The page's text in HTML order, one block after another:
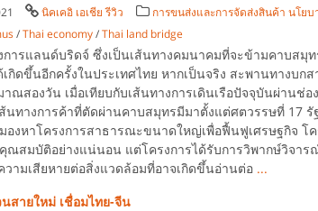
นิคเคอิ เอเชีย รีวิว
การขนส่งและการจัดส่งสินค้า นโยบ
/Thai economy/Thai land bridge
ารแลนด์บริดจ์ ซึ่งเป็นเส้นทางคมนาคมที่จะข้ามคาบสมุท
เกิดขึ้นอีกครั้งในประเทศไทย หากเป็นจริง สะพานทางบก
ณสองวัน เมื่อเทียบกับเส้นทางการเดินเรือปัจจุบันผ่านช่
นทางการค้าที่ตัดผ่านคาบสมุทรมีมาตั้งแต่ศตวรรษที่ 17
องหาโครงการสาธารณะขนาดใหญ่เพื่อฟื้นฟูเศรษฐกิจ โ
ณสมบัติอย่างแน่นอน แต่โครงการได้รับการวิพากษ์วิจาร
ามเสียหายต่อสิ่งแวดล้อมที่อาจเกิดขึ้นอ่านต่อ ...
สายใหม่ เชื่อมไทย-จีน